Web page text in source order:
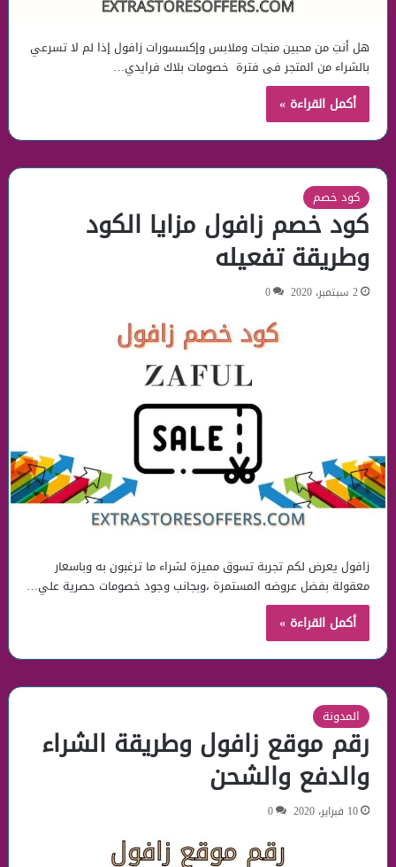
هل أنتِ من محبين منجات وملابس وإكسسورات زافول إذا لم لا تسرعي
بالشراء من المتجر فى فترة خصومات بلاك فرايدي…
أكمل القراءة »
كود خصم
كود خصم زافول مزايا الكود
وطريقة تفعيله
2 سبتمبر، 2020 0
زافول يعرض لكم تجربة تسوق مميزة لشراء ما ترغبون به وباسعار
معقولة بفضل عروضه المستمرة ،وبجانب وجود خصومات حصرية علي…
أكمل القراءة »
المدونة
رقم موقع زافول وطريقة الشراء
والدفع والشحن
10 فبراير، 2020 0